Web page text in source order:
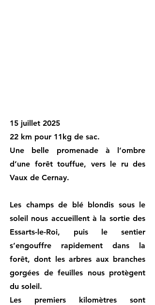
15 juillet 2025
22 km pour 11kg de sac.
Une belle promenade à l’ombre
d’une forêt touffue, vers le ru des
Vaux de Cernay.
Les champs de blé blondis sous le
soleil nous accueillent à la sortie des
Essarts-le-Roi, puis le sentier
s’engouffre rapidement dans la
forêt, dont les arbres aux branches
gorgées de feuilles nous protègent
du soleil.
Les premiers kilomètres sont